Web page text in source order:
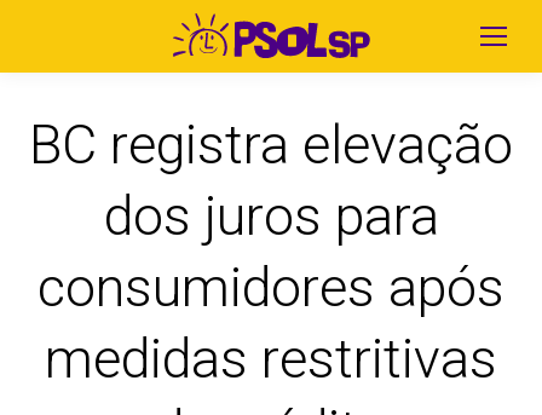
BC registra elevação
dos juros para
consumidores após
medidas restritivas